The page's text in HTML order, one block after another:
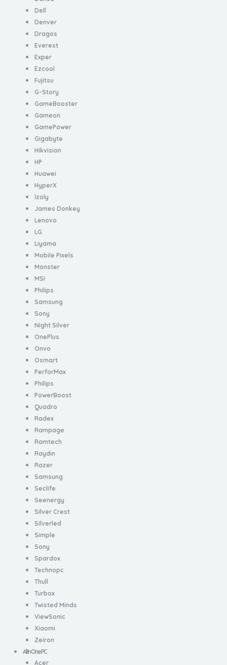
Dell
Denver
Dragos
Everest
Exper
Ezcool
Fujitsu
G-Story
GameBooster
Gameon
GamePower
Gigabyte
Hikvision
HP
Huawei
HyperX
İzoly
James Donkey
Lenovo
LG
Liyama
Mobile Pixels
Monster
MSI
Philips
Samsung
Sony
Night Silver
OnePlus
Onvo
Osmart
PerforMax
Philips
PowerBoost
Quadro
Radex
Rampage
Ramtech
Raydın
Razer
Samsung
Seclife
Seenergy
Silver Crest
Silverled
Simple
Sony
Spardox
Technopc
Thull
Turbox
Twisted Minds
ViewSonic
Xiaomi
Zeiron
All In One PC
Acer